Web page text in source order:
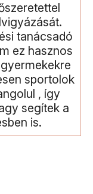
tanácsadó
ez hasznos
sportolok
, így
segítek a
is.